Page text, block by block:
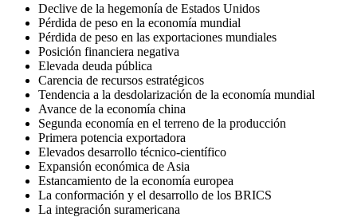
Declive de la hegemonía de Estados Unidos
Pérdida de peso en la economía mundial
Pérdida de peso en las exportaciones mundiales
Posición financiera negativa
Elevada deuda pública
Carencia de recursos estratégicos
Tendencia a la desdolarización de la economía mundial
Avance de la economía china
Segunda economía en el terreno de la producción
Primera potencia exportadora
Elevados desarrollo técnico-científico
Expansión económica de Asia
Estancamiento de la economía europea
La conformación y el desarrollo de los BRICS
La integración suramericana